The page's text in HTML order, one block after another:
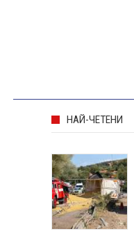
НАЙ-ЧЕТЕНИ